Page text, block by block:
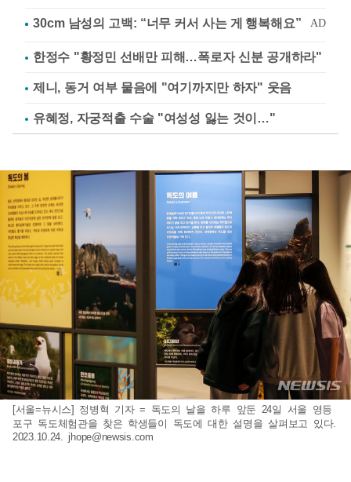
한정수 "황정민 선배만 피해…폭로자 신분 공개하라"
제니, 동거 여부 물음에 "여기까지만 하자" 웃음
유혜정, 자궁적출 수술 "여성성 잃는 것이…"
[서울=뉴시스] 정병혁 기자 = 독도의 날을 하루 앞둔 24일 서울 영등
포구 독도체험관을 찾은 학생들이 독도에 대한 설명을 살펴보고 있다.
2023.10.24. jhope@newsis.com